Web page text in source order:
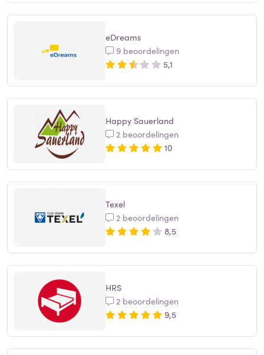
eDreams
9 beoordelingen
5,1
Happy Sauerland
2 beoordelingen
10
Texel
2 beoordelingen
8,5
HRS
2 beoordelingen
9,5